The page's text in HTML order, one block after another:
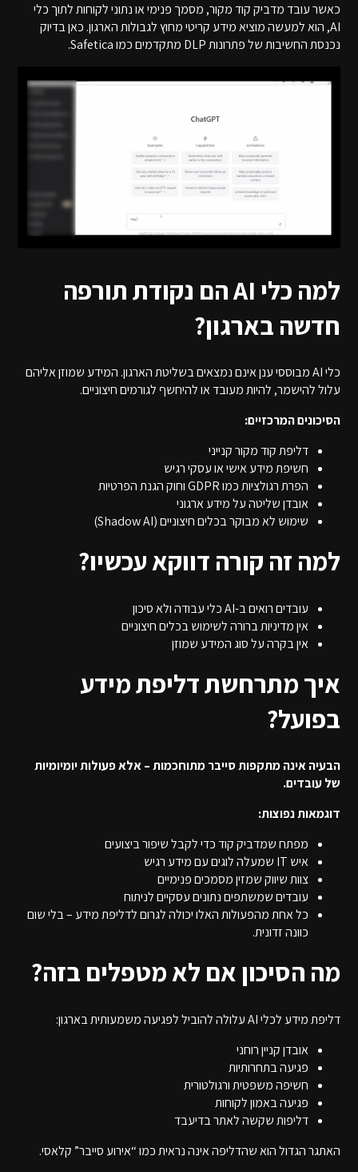
כאשר עובד מדביק קוד מקור, מסמך פנימי או נתוני לקוחות לתוך כלי
AI, הוא למעשה מוציא מידע קריטי מחוץ לגבולות הארגון. כאן בדיוק
נכנסת החשיבות של פתרונות DLP מתקדמים כמו Safetica.
למה כלי AI הם נקודת תורפה
חדשה בארגון?
כלי AI מבוססי ענן אינם נמצאים בשליטת הארגון. המידע שמוזן אליהם
עלול להישמר, להיות מעובד או להיחשף לגורמים חיצוניים.
הסיכונים המרכזיים:
דליפת קוד מקור קנייני
חשיפת מידע אישי או עסקי רגיש
הפרת רגולציות כמו GDPR וחוק הגנת הפרטיות
אובדן שליטה על מידע ארגוני
שימוש לא מבוקר בכלים חיצוניים (Shadow AI)
למה זה קורה דווקא עכשיו?
עובדים רואים ב-AI כלי עבודה ולא סיכון
אין מדיניות ברורה לשימוש בכלים חיצוניים
אין בקרה על סוג המידע שמוזן
איך מתרחשת דליפת מידע
בפועל?
הבעיה אינה מתקפות סייבר מתוחכמות – אלא פעולות יומיומיות
של עובדים.
דוגמאות נפוצות:
מפתח שמדביק קוד כדי לקבל שיפור ביצועים
איש IT שמעלה לוגים עם מידע רגיש
צוות שיווק שמזין מסמכים פנימיים
עובדים שמשתפים נתונים עסקיים לניתוח
כל אחת מהפעולות האלו יכולה לגרום לדליפת מידע – בלי שום
כוונה זדונית.
מה הסיכון אם לא מטפלים בזה?
דליפת מידע לכלי AI עלולה להוביל לפגיעה משמעותית בארגון:
אובדן קניין רוחני
פגיעה בתחרותיות
חשיפה משפטית ורגולטורית
פגיעה באמון לקוחות
דליפות שקשה לאתר בדיעבד
האתגר הגדול הוא שהדליפה אינה נראית כמו “אירוע סייבר” קלאסי.